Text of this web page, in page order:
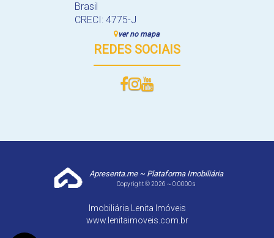
Brasil
CRECI: 4775-J
ver no mapa
REDES SOCIAIS
Apresenta.me ~ Plataforma Imobiliária
Copyright © 2026 ~ 0.0000s
Imobiliária Lenita Imóveis
www.lenitaimoveis.com.br